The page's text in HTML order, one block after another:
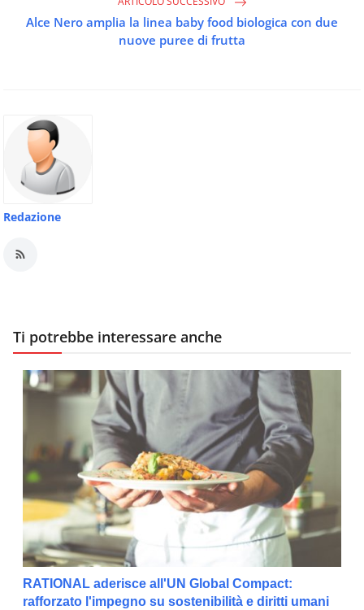
Alce Nero amplia la linea baby food biologica con due
nuove puree di frutta
Redazione
Ti potrebbe interessare anche
RATIONAL aderisce all'UN Global Compact:
rafforzato l'impegno su sostenibilità e diritti umani